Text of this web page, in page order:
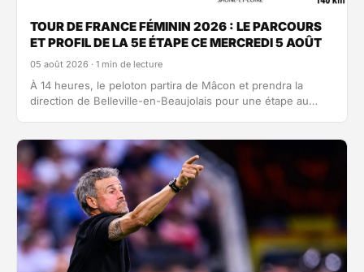
TOUR DE FRANCE FÉMININ 2026 : LE PARCOURS
ET PROFIL DE LA 5E ÉTAPE CE MERCREDI 5 AOÛT
05 août 2026 · 1 min de lecture
À 14 heures, le peloton partira de Mâcon et prendra la
direction de Belleville-en-Beaujolais pour une étape au